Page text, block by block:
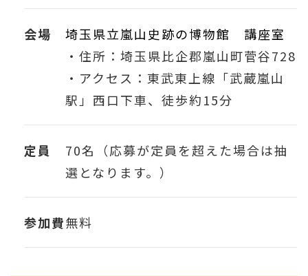
会場
埼玉県立嵐山史跡の博物館 講座室
・住所：埼玉県比企郡嵐山町菅谷728
・アクセス：東武東上線「武蔵嵐山
駅」西口下車、徒歩約15分
定員
70名（応募が定員を超えた場合は抽
選となります。）
参加費無料